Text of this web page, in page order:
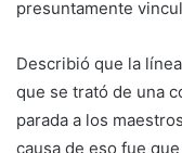
presuntamente
Describió que la
que se trató de una
parada a los
causa de eso fue